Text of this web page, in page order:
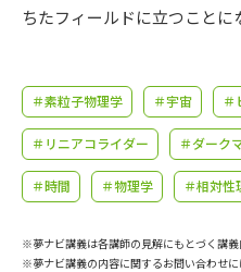
大学で学びたい学問発見
学問のミニ講義「夢ナビ講義」
学問の教科書
ちたフィールドに立つことに
＃素粒子物理学 ＃宇宙 ＃
＃リニアコライダー ＃ダーク
＃時間 ＃物理学 ＃相対性
※夢ナビ講義は各講師の見解にもとづく講義
※夢ナビ講義の内容に関するお問い合わせに